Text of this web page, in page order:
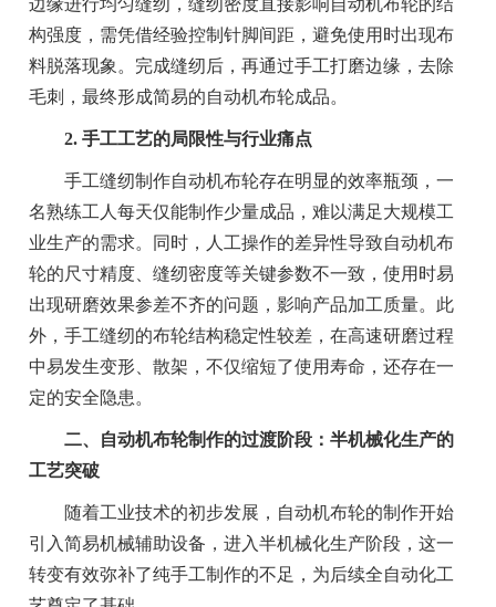
边缘进行均匀缝纫，缝纫密度直接影响自动机布轮的结
构强度，需凭借经验控制针脚间距，避免使用时出现布
料脱落现象。完成缝纫后，再通过手工打磨边缘，去除
毛刺，最终形成简易的自动机布轮成品。
2. 手工工艺的局限性与行业痛点
手工缝纫制作自动机布轮存在明显的效率瓶颈，一
名熟练工人每天仅能制作少量成品，难以满足大规模工
业生产的需求。同时，人工操作的差异性导致自动机布
轮的尺寸精度、缝纫密度等关键参数不一致，使用时易
出现研磨效果参差不齐的问题，影响产品加工质量。此
外，手工缝纫的布轮结构稳定性较差，在高速研磨过程
中易发生变形、散架，不仅缩短了使用寿命，还存在一
定的安全隐患。
二、自动机布轮制作的过渡阶段：半机械化生产的
工艺突破
随着工业技术的初步发展，自动机布轮的制作开始
引入简易机械辅助设备，进入半机械化生产阶段，这一
转变有效弥补了纯手工制作的不足，为后续全自动化工